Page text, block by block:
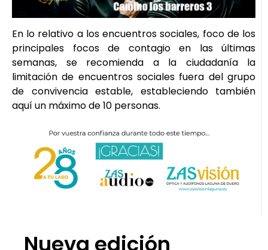
En lo relativo a los encuentros sociales, foco de los
principales focos de contagio en las últimas
semanas, se recomienda a la ciudadanía la
limitación de encuentros sociales fuera del grupo
de convivencia estable, estableciendo también
aquí un máximo de 10 personas.
Nueva edición